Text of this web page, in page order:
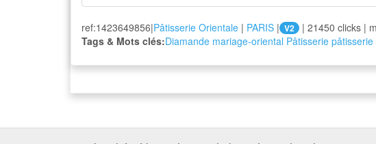
ref:1423649856|Pâtisserie Orientale | PARIS | V2
| 21450 clicks |
Tags & Mots clés:Diamande mariage-oriental Pâtisserie pâtisserie